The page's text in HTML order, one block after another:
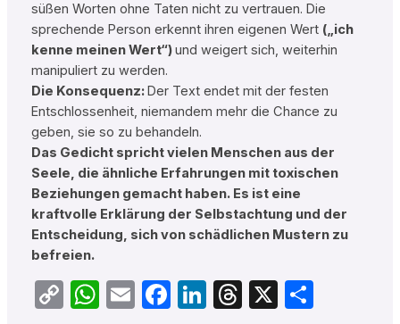
süßen Worten ohne Taten nicht zu vertrauen. Die
sprechende Person erkennt ihren eigenen Wert („ich
kenne meinen Wert“)und weigert sich, weiterhin
manipuliert zu werden.
Die Konsequenz:Der Text endet mit der festen
Entschlossenheit, niemandem mehr die Chance zu
geben, sie so zu behandeln.
Das Gedicht spricht vielen Menschen aus der
Seele, die ähnliche Erfahrungen mit toxischen
Beziehungen gemacht haben. Es ist eine
kraftvolle Erklärung der Selbstachtung und der
Entscheidung, sich von schädlichen Mustern zu
befreien.
CopyWhatsApp
EmailFacebook
LinkedIn
Threads
X Teilen